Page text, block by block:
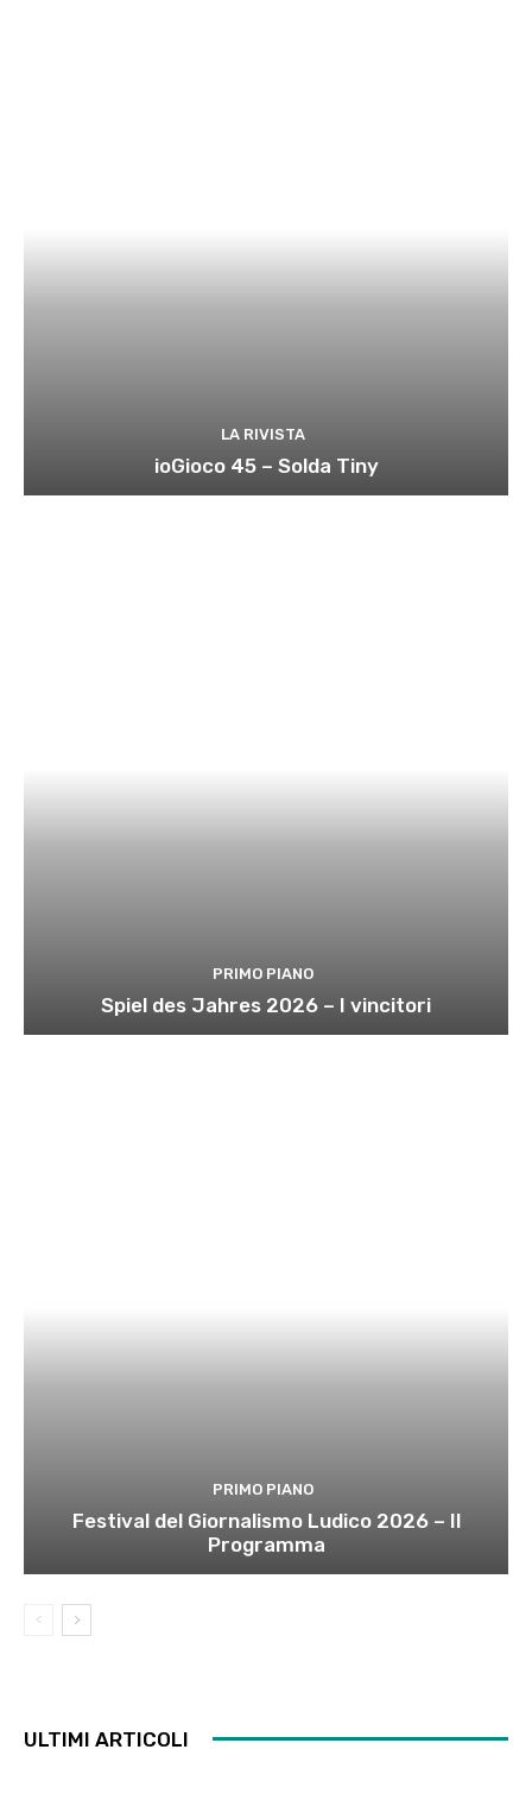
LA RIVISTA
ioGioco 45 – Solda Tiny
PRIMO PIANO
Spiel des Jahres 2026 – I vincitori
PRIMO PIANO
Festival del Giornalismo Ludico 2026 – Il
Programma
ULTIMI ARTICOLI